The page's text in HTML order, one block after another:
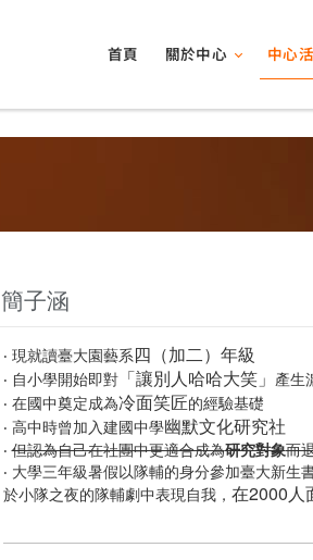
首頁 關於中心 中心
簡子涵
‧ 現就讀臺大園藝系四（加二）年級
‧ 自小學開始即對「讓別人哈哈大笑」 產生
‧ 在國中奠定成為冷面笑匠的經驗基礎
‧ 高中時曾加入建國中學幽默文化研究社
‧但認為自己在社團中更適合成為研究對象而
‧ 大學三年級暑假以隊輔的身分參加臺大新生
於小隊之夜的隊輔劇中表現自我， 在2000人